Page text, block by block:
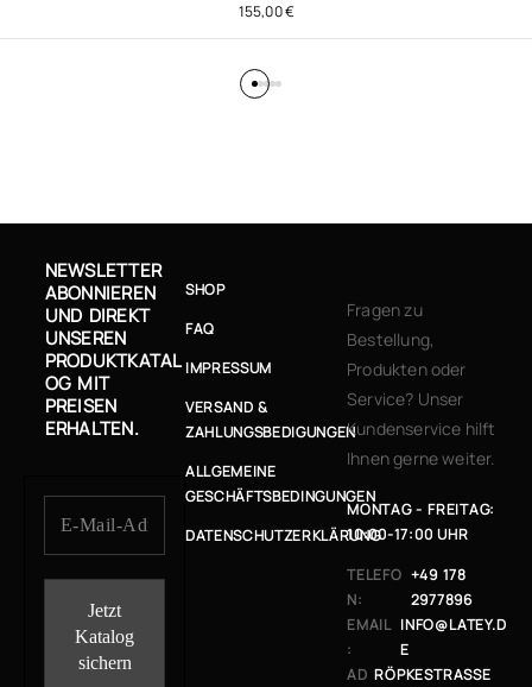
155,00€
NEWSLETTER
ABONNIEREN
UND DIREKT
UNSEREN
PRODUKTKATAL
OG MIT
PREISEN
ERHALTEN.
SHOP
FAQ
IMPRESSUM
VERSAND &
ZAHLUNGSBEDIGUNGEN
ALLGEMEINE
GESCHÄFTSBEDINGUNGEN
DATENSCHUTZERKLÄRUNG
Fragen zu
Bestellung,
Produkten oder
Service? Unser
Kundenservice hilft
Ihnen gerne weiter.
MONTAG - FREITAG:
10:00-17:00 UHR
TELEFO
N:
+49 178
2977896
EMAIL
:
INFO@LATEY.D
E
AD RÖPKESTRASSE 1